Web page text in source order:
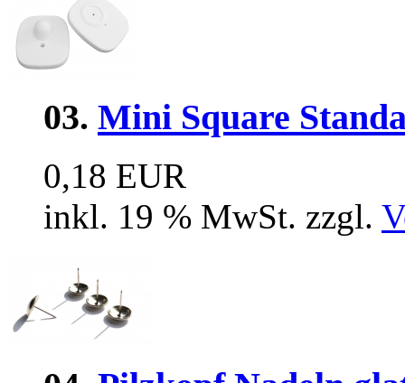
03. Mini Square
0,18 EUR
inkl. 19 % MwSt. zzgl.